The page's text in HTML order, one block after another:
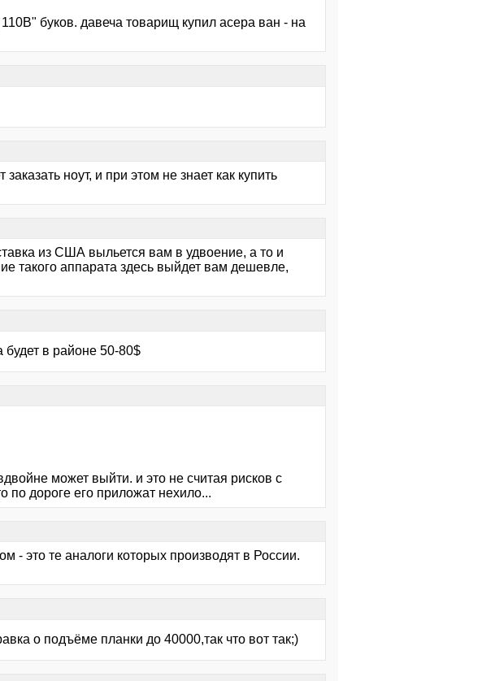
буков. давеча товарищ купил асера ван - на
ноут, и при этом не знает как купить
из США выльется вам в удвоение, а то и
такого аппарата здесь выйдет вам дешевле,
в районе 50-80$
может выйти. и это не считая рисков с
по дороге его приложат нехило...
- это те аналоги которых производят в России.
о подъёме планки до 40000,так что вот так;)